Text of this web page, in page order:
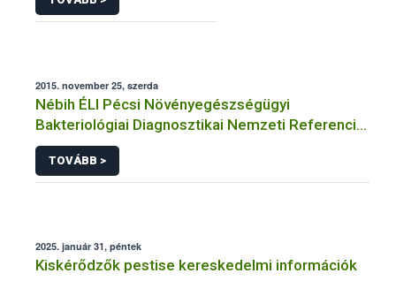
2015. november 25, szerda
Nébih ÉLI Pécsi Növényegészségügyi
Bakteriológiai Diagnosztikai Nemzeti Referencia
Laboratórium
TOVÁBB >
2025. január 31, péntek
Kiskérődzők pestise kereskedelmi információk